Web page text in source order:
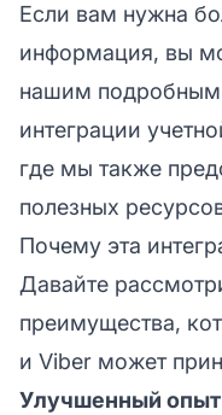
Если вам нужна
информация, вы
нашим подробным
интеграции
где мы также
полезных
Почему эта
Давайте
преимущества,
и Viber может
Улучшенный опыт